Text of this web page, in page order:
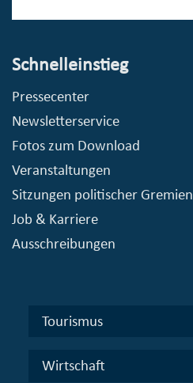
Schnelleinstieg
Pressecenter
Newsletterservice
Fotos zum Download
Veranstaltungen
Sitzungen politischer Gremien
Job & Karriere
Ausschreibungen
Tourismus
Wirtschaft